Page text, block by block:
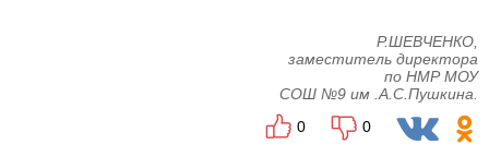
Р.ШЕВЧЕНКО,
заместитель директора
по НМР МОУ
СОШ №9 им .А.С.Пушкина.
0
0